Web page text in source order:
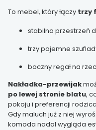
To mebel, który łączy trzy
stabilna przestrzeń
trzy pojemne
boczny regał na
Nakładka-przewijak
po lewej stronie blatu,
pokoju i preferencji
Gdy maluch już z niej
komoda nadal wygląda